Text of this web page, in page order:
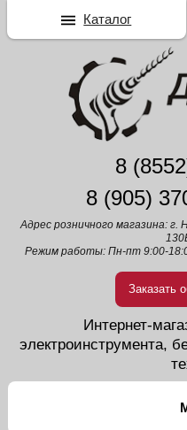
8
8 (905)
Адрес розничного магазина:
Режим работы: Пн-пт 9:00-
Заказать
Интернет-
электроинструмента,
Каталог